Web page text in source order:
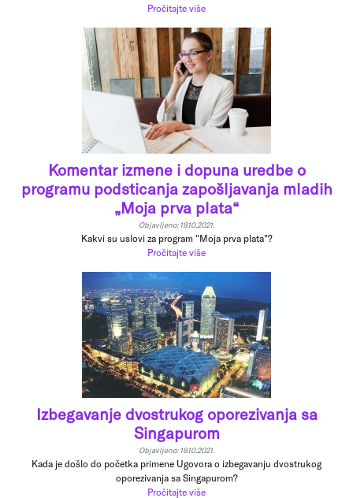
Pročitajte više
Komentar izmene i dopuna uredbe o
programu podsticanja zapošljavanja mladih
„Moja prva plata“
Objavljeno: 19.10.2021.
Kakvi su uslovi za program "Moja prva plata"?
Pročitajte više
Izbegavanje dvostrukog oporezivanja sa
Singapurom
Objavljeno: 19.10.2021.
Kada je došlo do početka primene Ugovora o izbegavanju dvostrukog
oporezivanja sa Singapurom?
Pročitajte više